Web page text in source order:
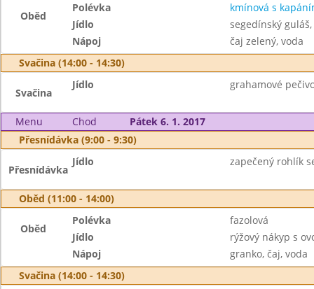
Oběd
Polévka
kmínová s
Jídlo
segedínský
Nápoj
čaj zelený, voda
Svačina (14:00 - 14:30)
Svačina
Jídlo grahamové
Menu Chod
Pátek 6. 1. 2017
Přesnídávka (9:00 - 9:30)
Přesnídávka
Jídlo zapečený rohlík
Oběd (11:00 - 14:00)
Oběd
Polévka
fazolová
Jídlo
rýžový nákyp s
Nápoj
granko, čaj, voda
Svačina (14:00 - 14:30)